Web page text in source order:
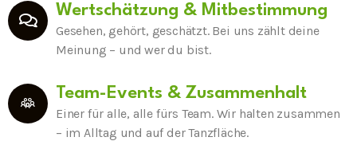
Wertschätzung & Mitbestimmung
Gesehen, gehört, geschätzt. Bei uns zählt deine
Meinung – und wer du bist.
Team-Events & Zusammenhalt
Einer für alle, alle fürs Team. Wir halten zusammen
– im Alltag und auf der Tanzfläche.